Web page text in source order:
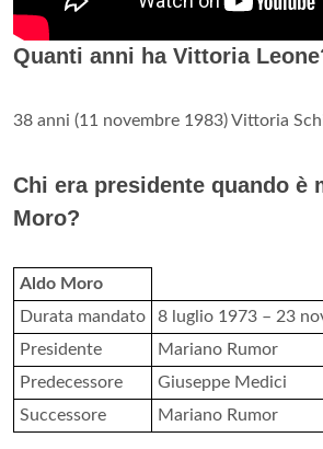
Quanti anni ha Vittoria
38 anni (11 novembre 1983) Vittoria
Chi era presidente quando è
Moro?
Aldo Moro
Durata mandato
8 luglio 1973 – 23
Presidente
Mariano Rumor
Predecessore
Giuseppe Medici
Successore
Mariano Rumor